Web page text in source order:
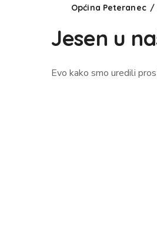
Općina Peteranec
Jesen u
Evo kako smo uredili